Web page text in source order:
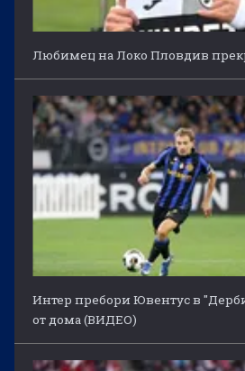
Любимец на Локо Пловдив
Интер пребори Ювентус в
от дома (ВИДЕО)